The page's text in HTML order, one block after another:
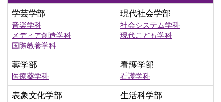
学芸学部
音楽学科
メディア創造学科
国際教養学科
現代社会学部
社会システム学科
現代こども学科
薬学部
医療薬学科
看護学部
看護学科
表象文化学部 生活科学部